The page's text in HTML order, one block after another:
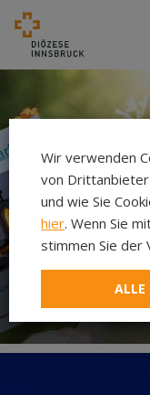
Wir verwenden
von
und wie Sie
hier. Wenn Sie
stimmen Sie der
ALLE